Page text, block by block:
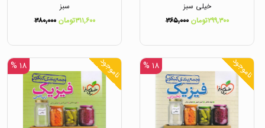
خیلی سبز
۲۹۹,۳۰۰تومان
۳۶۵,۰۰۰
سبز
۳۱۱,۶۰۰تومان
۳۸۰,۰۰۰
ناموجود ۱۸ % ناموجود ۱۸ %